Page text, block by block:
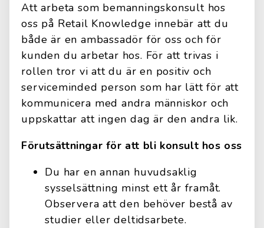
Att arbeta som bemanningskonsult hos
oss på Retail Knowledge innebär att du
både är en ambassadör för oss och för
kunden du arbetar hos. För att trivas i
rollen tror vi att du är en positiv och
serviceminded person som har lätt för att
kommunicera med andra människor och
uppskattar att ingen dag är den andra lik.
Förutsättningar för att bli konsult hos oss
Du har en annan huvudsaklig
sysselsättning minst ett år framåt.
Observera att den behöver bestå av
studier eller deltidsarbete.